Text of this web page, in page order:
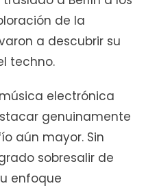
de la
a descubrir su
techno.
electrónica
genuinamente
aún mayor. Sin
sobresalir de
enfoque